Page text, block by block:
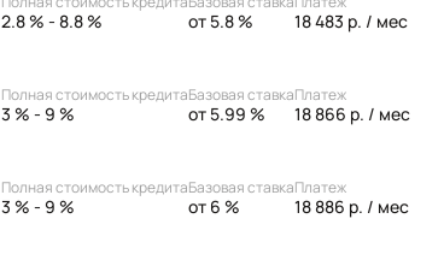
2.8 % - 8.8 % от 5.8 % 18 483 р. / мес
Полная стоимость кредита
3 % - 9 %
Базовая ставка
от 5.99 %
Платеж
18 866 р. / мес
Полная стоимость кредита
3 % - 9 %
Базовая ставка
от 6 %
Платеж
18 886 р. / мес